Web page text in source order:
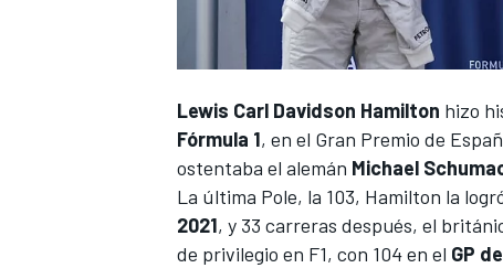
Lewis Carl Davidson Hamilton hizo
Fórmula 1, en el Gran Premio de
ostentaba el alemán Michael
La última Pole, la 103, Hamilton la
2021, y 33 carreras después, el
de privilegio en F1, con 104 en el GP